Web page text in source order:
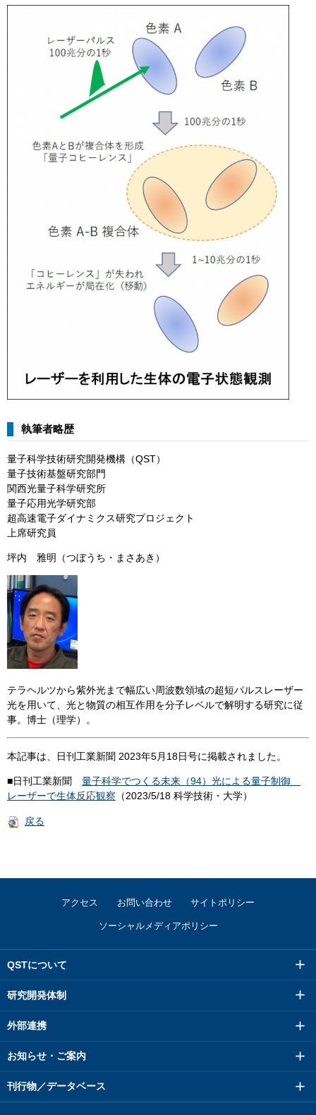
執筆者略歴
量子科学技術研究開発機構（QST）
量子技術基盤研究部門
関西光量子科学研究所
量子応用光学研究部
超高速電子ダイナミクス研究プロジェクト
上席研究員
坪内 雅明（つぼうち・まさあき）
テラヘルツから紫外光まで幅広い周波数領域の超短パルスレーザー
光を用いて、光と物質の相互作用を分子レベルで解明する研究に従
事。博士（理学）。
本記事は、日刊工業新聞 2023年5月18日号に掲載されました。
■日刊工業新聞 量子科学でつくる未来（94）光による量子制御
レーザーで生体反応観察 （2023/5/18 科学技術・大学）
戻る
アクセス お問い合わせ サイトポリシー
ソーシャルメディアポリシー
QSTについて
研究開発体制
外部連携
お知らせ・ご案内
刊行物／データベース